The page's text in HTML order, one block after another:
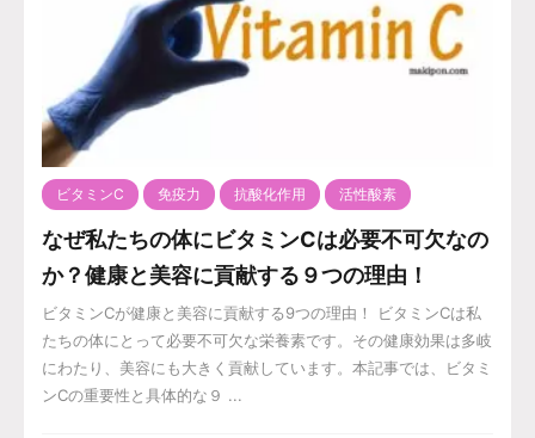
ビタミンC 免疫力 抗酸化作用 活性酸素
なぜ私たちの体にビタミンCは必要不可欠なの
か？健康と美容に貢献する９つの理由！
ビタミンCが健康と美容に貢献する9つの理由！ ビタミンCは私
たちの体にとって必要不可欠な栄養素です。その健康効果は多岐
にわたり、美容にも大きく貢献しています。本記事では、ビタミ
ンCの重要性と具体的な９ ...